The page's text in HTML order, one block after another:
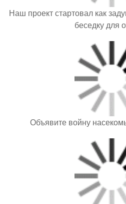
Наш проект стартовал как
беседку для
Объявите войну